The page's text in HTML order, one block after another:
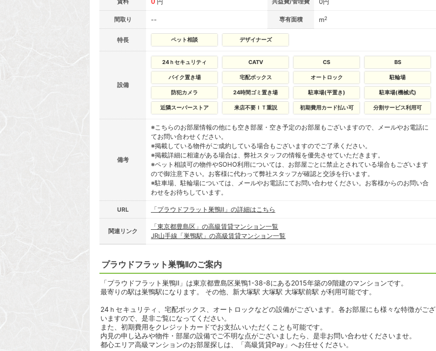
間取り -- 専有面積 m2
特長 ペット相談 デザイナーズ
設備
24ｈセキュリティ CATV CS BS
バイク置き場 宅配ボックス オートロック 駐輪場
防犯カメラ 24時間ゴミ置き場 駐車場(平置き) 駐車場(機械式)
近隣スーパーストア 来店不要ＩＴ重説 初期費用カード払い可 分割サービス利用可
備考
※こちらのお部屋情報の他にも空き部屋・空き予定のお部屋もございますので、メールやお電話に
てお問い合わせください。
※掲載している物件がご成約している場合もございますのでご了承ください。
※掲載詳細に相違がある場合は、弊社スタッフの情報を優先させていただきます。
※ペット相談可の物件やSOHO利用については、お部屋ごとに禁止とされている場合もございます
ので御注意下さい。お客様に代わって弊社スタッフが確認と交渉を行います。
※駐車場、駐輪場については、メールやお電話にてお問い合わせください。お客様からのお問い合
わせをお待ちしています。
URL 「プラウドフラット巣鴨Ⅱ」の詳細はこちら
関連リンク
「東京都豊島区」の高級賃貸マンション一覧
JR山手線「巣鴨駅」の高級賃貸マンション一覧
プラウドフラット巣鴨Ⅱのご案内
「プラウドフラット巣鴨Ⅱ」は東京都豊島区巣鴨1-38-8にある2015年築の9階建のマンションです。
最寄りの駅は巣鴨駅になります。 その他、新大塚駅 大塚駅 大塚駅前駅 が利用可能です。
24ｈセキュリティ、宅配ボックス、オートロックなどの設備がございます。各お部屋にも様々な特徴がござ
いますので、是非ご覧になってください。
また、初期費用をクレジットカードでお支払いいただくことも可能です。
内見の申し込みや物件・部屋の設備でご不明な点がございましたら、是非お問い合わせくださいませ。
都心エリア高級マンションのお部屋探しは、「高級賃貸Pay」へお任せください。